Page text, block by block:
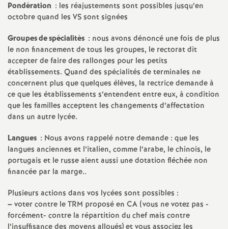
Pondération : les réajustements sont possibles jusqu’en
octobre quand les VSsont signées
Groupes de spécialités : nous avons dénoncé une fois de plus
le non financement de tous les groupes, le rectorat dit
accepter de faire des rallonges pour les petits
établissements. Quand des spécialités de terminales ne
concernent plus que quelques élèves, la rectrice demande à
ce que les établissements s’entendent entre eux, à condition
que les familles acceptent les changements d’affectation
dans un autre lycée.
Langues : Nous avons rappelé notre demande : que les
langues anciennes et l’italien, comme l’arabe, le chinois, le
portugais et le russe aient aussi une dotation fléchée non
financée par la marge..
Plusieurs actions dans vos lycées sont possibles :
–voter contre leTRM proposé en CA (vous ne votez pas -
forcément- contre la répartition du chef mais contre